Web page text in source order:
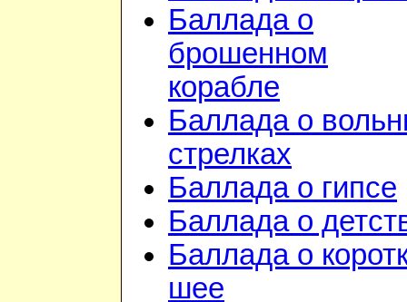
Баллада о
брошенном
корабле
Баллада о
стрелках
Баллада о гипсе
Баллада о
Баллада о
шее